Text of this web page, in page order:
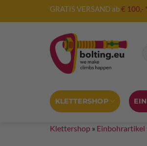
GRATIS VERSAND ab€ 100,- *
KLETTERSHOP
Klettershop » Einbohrartikel